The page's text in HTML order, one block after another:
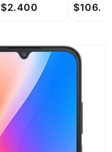
$2.400